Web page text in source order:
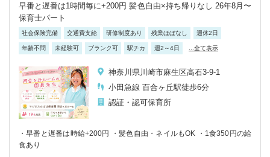
早番と遅番は1時間毎に+200円 髪色自由×持ち帰りなし 26年8月〜
保育士パート
社会保険完備 交通費支給 研修制度あり 残業ほぼなし 週休2日
年齢不問 未経験可 ブランク可 駅チカ 週2～4日 ...全て表示
神奈川県川崎市麻生区高石3-9-1
小田急線 百合ヶ丘駅徒歩6分
認証・認可保育所
・早番と遅番は時給+200円 ・髪色自由・ネイルもOK ・1食350円の給
食あり